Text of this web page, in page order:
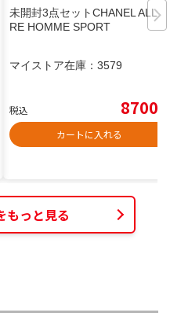
未開封3点セットCHANEL ALLU
RE HOMME SPORT
マイストア在庫： 3579
税込 8700
カートに入れる
もっと見る